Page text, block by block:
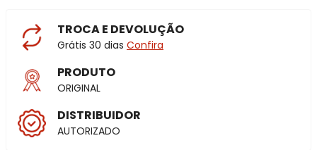
TROCA E DEVOLUÇÃO
Grátis 30 dias Confira
PRODUTO
ORIGINAL
DISTRIBUIDOR
AUTORIZADO